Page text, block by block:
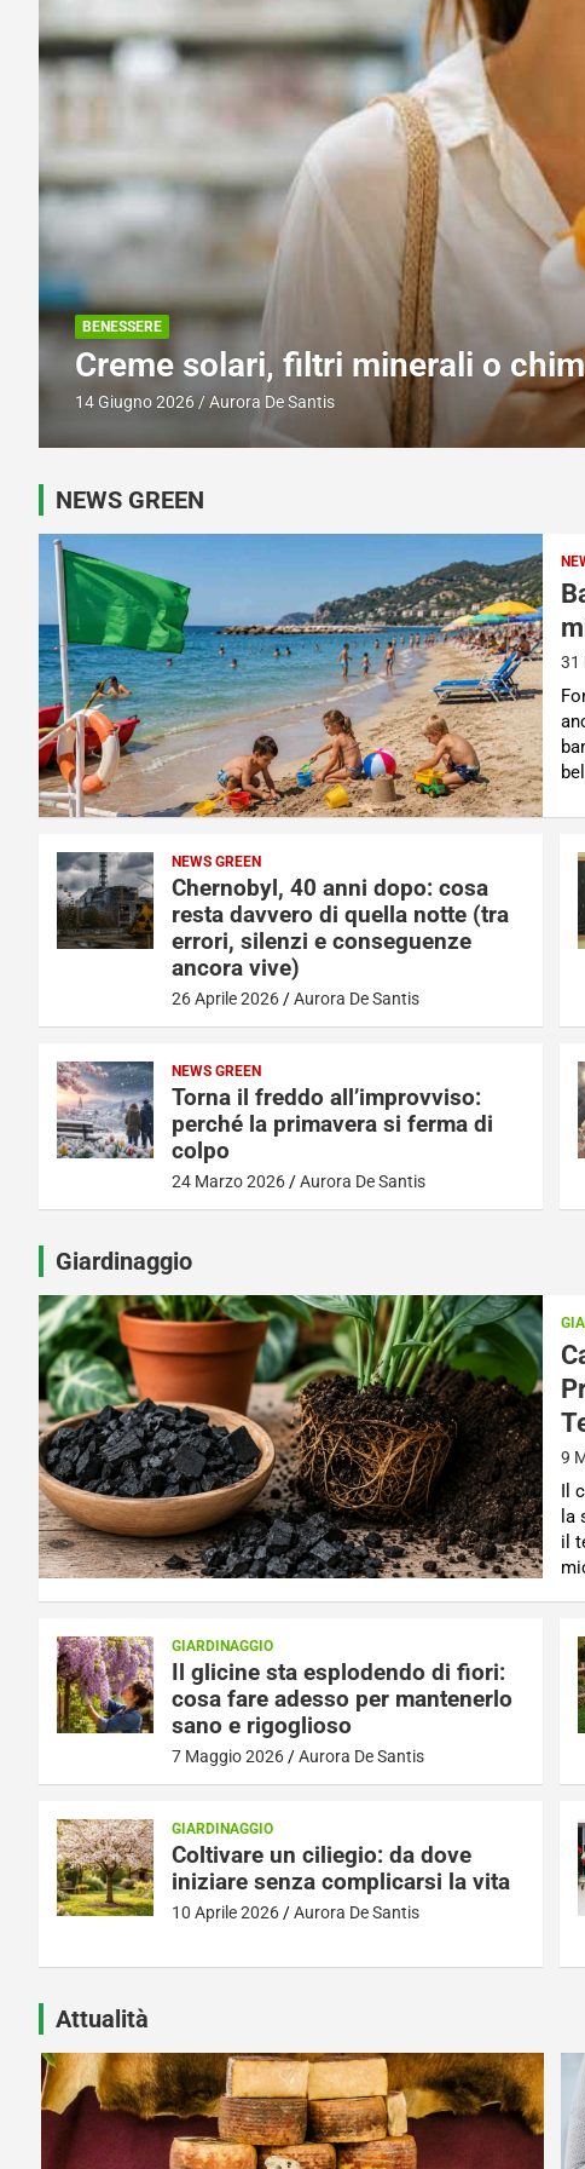
VIAGGI
Sei luoghi straordinari che
proteggerli
6 Giugno 2026 Aurora De Santis
NEWS GREEN
31
NEWS GREEN
Chernobyl, 40 anni dopo: cosa
resta davvero di quella notte (tra
errori, silenzi e conseguenze
ancora vive)
26 Aprile 2026 Aurora De Santis
NEWS GREEN
Torna il freddo all’improvviso:
perché la primavera si ferma di
colpo
24 Marzo 2026 Aurora De Santis
Giardinaggio
9
Il
la
il
GIARDINAGGIO
Il glicine sta esplodendo di fiori:
cosa fare adesso per mantenerlo
sano e rigoglioso
7 Maggio 2026 Aurora De Santis
GIARDINAGGIO
Coltivare un ciliegio: da dove
iniziare senza complicarsi la vita
10 Aprile 2026 Aurora De Santis
Attualità